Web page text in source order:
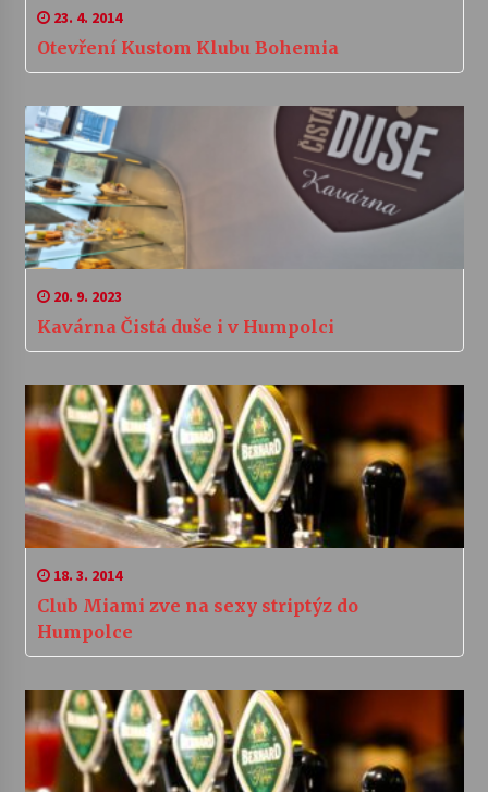
23. 4. 2014
Otevření Kustom Klubu Bohemia
20. 9. 2023
Kavárna Čistá duše i v Humpolci
18. 3. 2014
Club Miami zve na sexy striptýz do
Humpolce